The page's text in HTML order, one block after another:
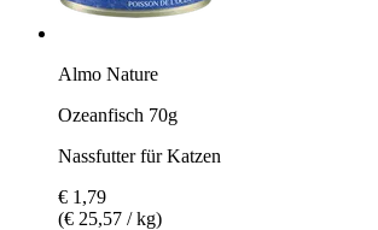
Almo Nature
Ozeanfisch 70g
Nassfutter für Katzen
€ 1,79
(€ 25,57 / kg)